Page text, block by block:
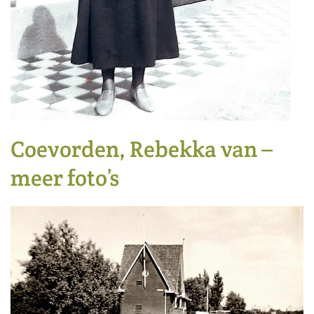
Coevorden, Rebekka van –
meer foto’s